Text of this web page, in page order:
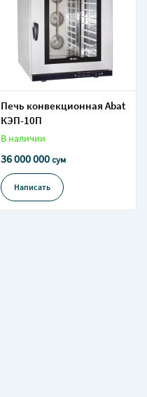
Печь конвекционная Abat
КЭП-10П
В наличии
36 000 000сум
Написать